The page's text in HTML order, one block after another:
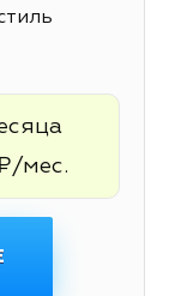
мес.